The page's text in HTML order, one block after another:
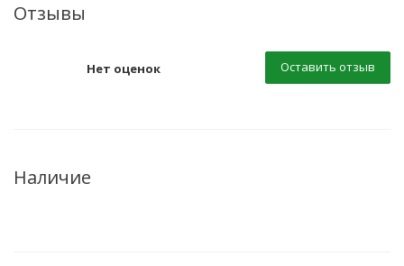
Отзывы
Нет оценок Оставить отзыв
Наличие